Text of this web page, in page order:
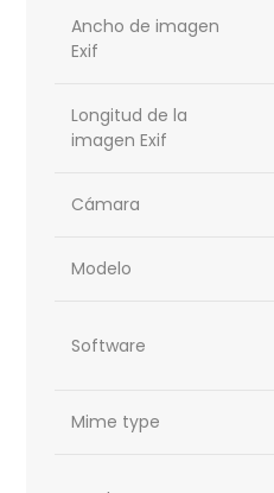
Ancho de imagen
Exif
Longitud de la
imagen Exif
Cámara
Modelo
Software
Mime type